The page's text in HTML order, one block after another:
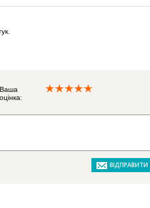
Ваша
оцінка: